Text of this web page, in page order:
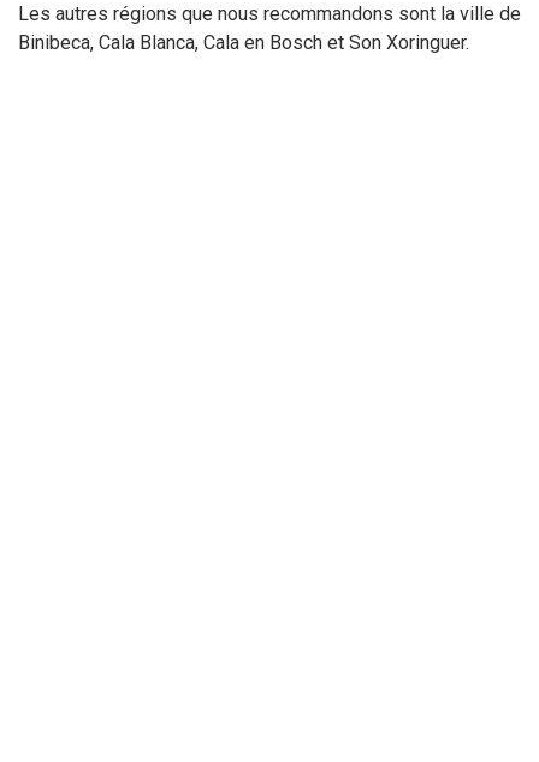
Les autres régions que nous recommandons sont la ville de
Binibeca, Cala Blanca, Cala en Bosch et Son Xoringuer.